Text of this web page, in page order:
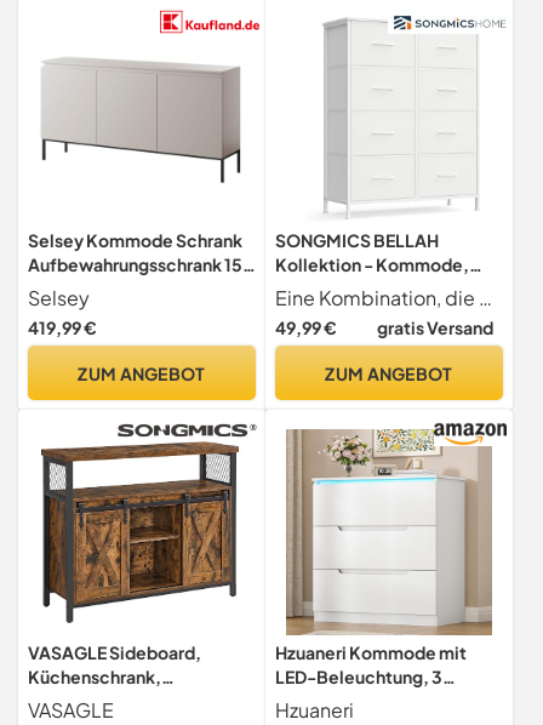
Selsey Kommode Schrank
Aufbewahrungsschrank 150
cm 3 Türen 6 Fächer Taupe
Schwarze Beine Bemmi
Selsey
419,99 €
ZUM ANGEBOT
SONGMICS BELLAH
Kollektion - Kommode,
Schrank,
Aufbewahrungsschrank, für
Schlafzimmer, Flur,
Schubladen, modern,
LGS124WH01
Eine Kombination, die begeistert Die Kommode aus der BELLAH Kollektion vereint Stahl, Holzwerkstoff und Textilien ein perfekter Mix aus Stärke, Sanftheit und Stauraum. Für einen komfortablen Wohnraum kombinieren Sie ihn mit den passenden Nachttischen.
49,99 € gratis Versand
ZUM ANGEBOT
VASAGLE Sideboard,
Küchenschrank,
Aufbewahrungsschrank,
VASAGLE
Hzuaneri Kommode mit
LED-Beleuchtung, 3
Schubladen, Weiß,
Hzuaneri